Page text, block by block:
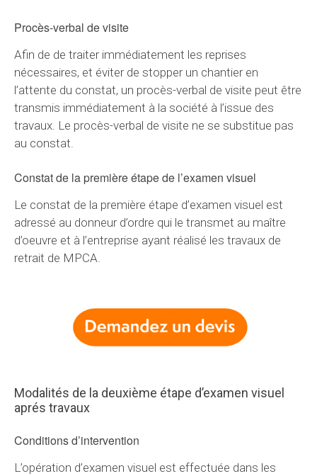
Procès-verbal de visite
Afin de de traiter immédiatement les reprises
nécessaires, et éviter de stopper un chantier en
l’attente du constat, un procès-verbal de visite peut être
transmis immédiatement à la société à l’issue des
travaux. Le procès-verbal de visite ne se substitue pas
au constat.
Constat de la première étape de l’examen visuel
Le constat de la première étape d’examen visuel est
adressé au donneur d’ordre qui le transmet au maître
d’oeuvre et à l’entreprise ayant réalisé les travaux de
retrait de MPCA.
Modalités de la deuxième étape d’examen visuel
aprés travaux
Conditions d’intervention
L’opération d’examen visuel est effectuée dans les